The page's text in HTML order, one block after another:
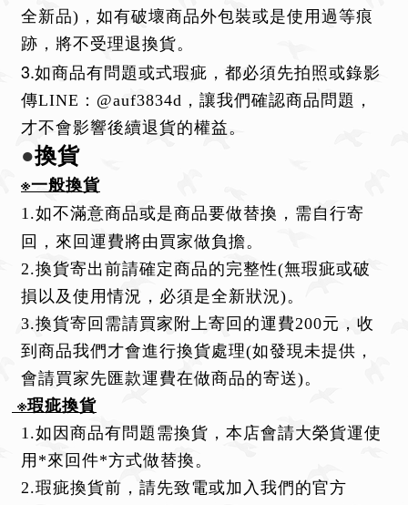
全新品)，如有破壞商品外包裝或是使用過等痕
跡，將不受理退換貨。
3.如商品有問題或式瑕疵，都必須先拍照或錄影
傳LINE：@auf3834d，讓我們確認商品問題，
才不會影響後續退貨的權益。
●換貨
※一般換貨
1.如不滿意商品或是商品要做替換，需自行寄
回， 來回運費將由買家做負擔。
2.換貨寄出前請確定商品的完整性(無瑕疵或破
損以及使用情況，必須是全新狀況)。
3.換貨寄回需請買家附上寄回的運費200元，收
到商品我們才會進行換貨處理(如發現未提供，
會請買家先匯款運費在做商品的寄送)。
※瑕疵換貨
1.如因商品有問題需換貨，本店會請大榮貨運使
用*來回件*方式做替換。
2.瑕疵換貨前，請先致電或加入我們的官方